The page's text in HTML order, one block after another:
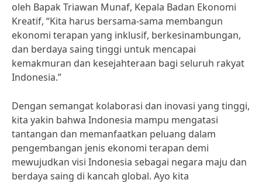
oleh Bapak Triawan Munaf, Kepala Badan Ekonomi
Kreatif, “Kita harus bersama-sama membangun
ekonomi terapan yang inklusif, berkesinambungan,
dan berdaya saing tinggi untuk mencapai
kemakmuran dan kesejahteraan bagi seluruh rakyat
Indonesia.”
Dengan semangat kolaborasi dan inovasi yang tinggi,
kita yakin bahwa Indonesia mampu mengatasi
tantangan dan memanfaatkan peluang dalam
pengembangan jenis ekonomi terapan demi
mewujudkan visi Indonesia sebagai negara maju dan
berdaya saing di kancah global. Ayo kita